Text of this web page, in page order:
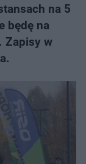
na 5
będę na
Zapisy w